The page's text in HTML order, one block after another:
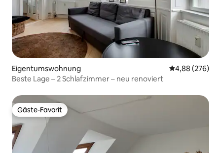
Eigentumswohnung
4,88 (276)
Beste Lage – 2 Schlafzimmer – neu renoviert
Gäste-Favorit
Gäste-Favorit